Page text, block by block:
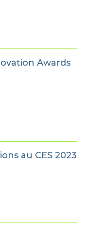
Awards
au CES 2023